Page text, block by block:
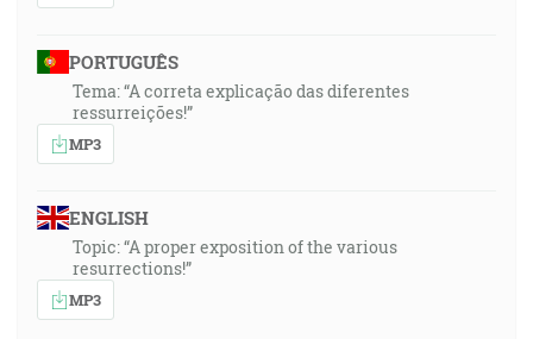
PORTUGUÊS
Tema: “A correta explicação das diferentes
ressurreições!”
MP3
ENGLISH
Topic: “A proper exposition of the various
resurrections!”
MP3